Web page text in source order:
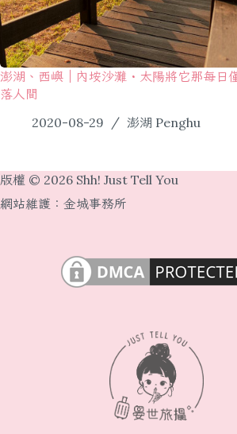
澎湖、西嶼｜內垵沙灘・太陽將它那每日
落人間
2020-08-29
澎湖 Penghu
版權 © 2026 Shh! Just Tell You
網站維護： 金城事務所